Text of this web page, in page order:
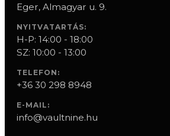
Eger, Almagyar u. 9.
NYITVATARTÁS:
H-P: 14:00 - 18:00
SZ: 10:00 - 13:00
TELEFON:
+36 30 298 8948
E-MAIL:
info@vaultnine.hu